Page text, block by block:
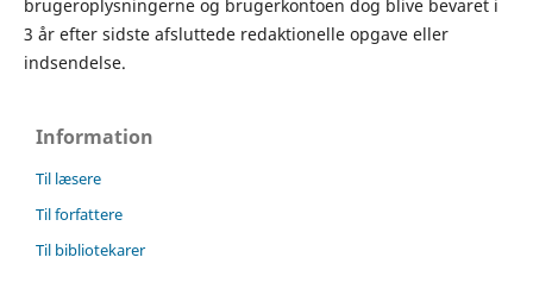
brugeroplysningerne og brugerkontoen dog blive bevaret i
3 år efter sidste afsluttede redaktionelle opgave eller
indsendelse.
Information
Til læsere
Til forfattere
Til bibliotekarer